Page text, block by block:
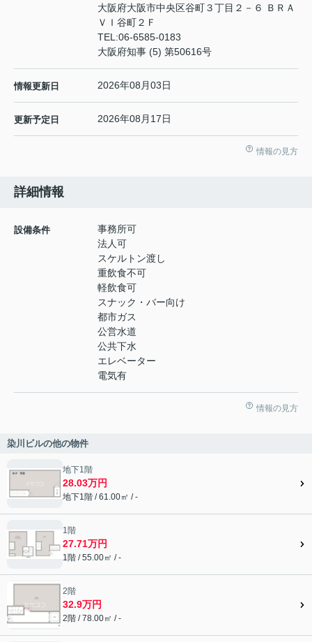
大阪府大阪市中央区谷町３丁目２－６ ＢＲＡ
ＶＩ谷町２Ｆ
TEL:06-6585-0183
大阪府知事 (5) 第50616号
情報更新日 2026年08月03日
更新予定日 2026年08月17日
情報の見方
詳細情報
設備条件
事務所可
法人可
スケルトン渡し
重飲食不可
軽飲食可
スナック・バー向け
都市ガス
公営水道
公共下水
エレベーター
電気有
情報の見方
染川ビルの他の物件
地下1階
28.03万円
地下1階 / 61.00㎡ / -
1階
27.71万円
1階 / 55.00㎡ / -
2階
32.9万円
2階 / 78.00㎡ / -